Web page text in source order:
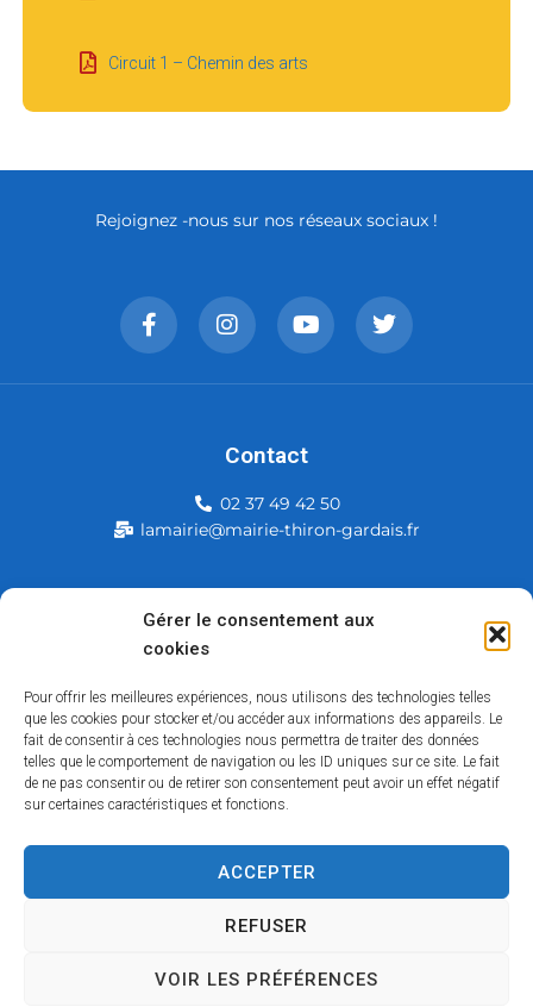
Gérer le consentement aux
cookies
Pour offrir les meilleures expériences, nous utilisons des technologies telles
que les cookies pour stocker et/ou accéder aux informations des appareils. Le
fait de consentir à ces technologies nous permettra de traiter des données
telles que le comportement de navigation ou les ID uniques sur ce site. Le fait
de ne pas consentir ou de retirer son consentement peut avoir un effet négatif
sur certaines caractéristiques et fonctions.
ACCEPTER
REFUSER
VOIR LES PRÉFÉRENCES
Circuit 1 – Chemin des arts
Mairie de Thiron-Gardais
28480 Thiron-Gardais
Rejoignez -nous sur nos réseaux sociaux !
Contact
02 37 49 42 50
lamairie@mairie-thiron-gardais.fr
Traitement de données personnelles
Copyright © 2026 – Tous droits réservés